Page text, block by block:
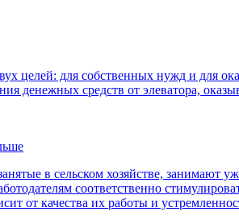
целей: для собственных нужд и для
денежных средств от элеватора,
в сельском хозяйстве, занимают
соответственно
от качества их работы и